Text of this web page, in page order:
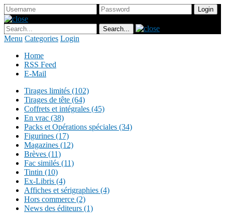
Menu Categories Login
Home
RSS Feed
E-Mail
Tirages limités (102)
Tirages de tête (64)
Coffrets et intégrales (45)
En vrac (38)
Packs et Opérations spéciales (34)
Figurines (17)
Magazines (12)
Brèves (11)
Fac similés (11)
Tintin (10)
Ex-Libris (4)
Affiches et sérigraphies (4)
Hors commerce (2)
News des éditeurs (1)